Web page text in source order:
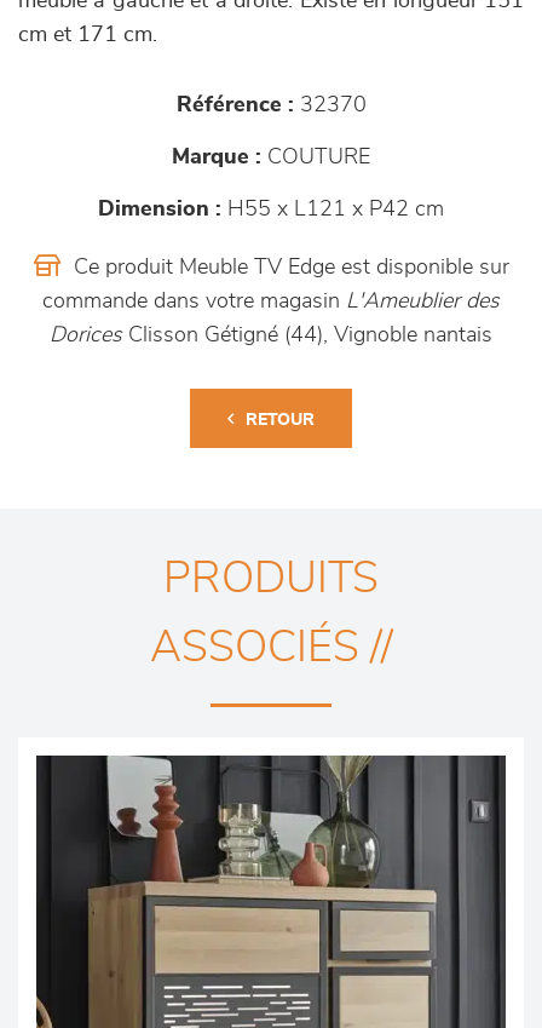
cm et 171 cm.
Référence : 32370
Marque : COUTURE
Dimension : H55 x L121 x P42 cm
Ce produit Meuble TV Edge est disponible sur
commande dans votre magasin L'Ameublier des
DoricesClisson Gétigné (44), Vignoble nantais
RETOUR
PRODUITS
ASSOCIÉS //